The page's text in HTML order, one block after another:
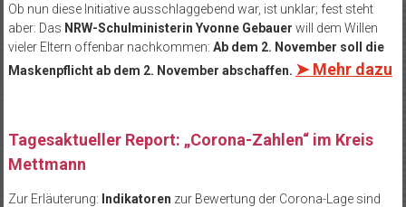
Ob nun diese Initiative ausschlaggebend war, ist unklar; fest steht
aber: Das NRW-Schulministerin Yvonne Gebauer will dem Willen
vieler Eltern offenbar nachkommen: Ab dem 2. November soll die
Maskenpflicht ab dem 2. November abschaffen. ➤ Mehr dazu
Tagesaktueller Report: „Corona-Zahlen“ im Kreis
Mettmann
Zur Erläuterung: Indikatoren zur Bewertung der Corona-Lage sind